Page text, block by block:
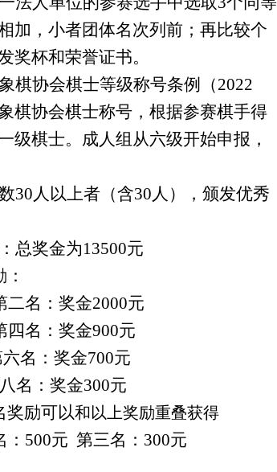
加，小者团体名次列前；再比较个
奖杯和荣誉证书。
棋协会棋士等级称号条例（2022
棋协会棋士称号，根据参赛棋手得
级棋士。成人组从六级开始申报，
30人以上者（含30人），颁发优秀
总奖金为13500元
二名：奖金2000元
四名：奖金900元
名：奖金700元
名：奖金300元
奖励可以和以上奖励重叠获得
：500元 第三名：300元